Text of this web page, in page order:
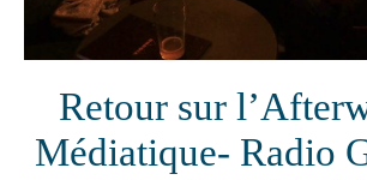
Retour sur
Médiatique- Radio